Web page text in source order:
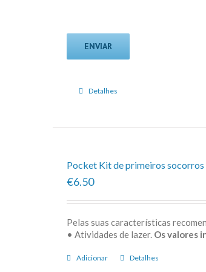
Detalhes
Pocket Kit de primeiros socorros
€6.50
Pelas suas características
• Atividades de lazer. Os valores
Adicionar Detalhes